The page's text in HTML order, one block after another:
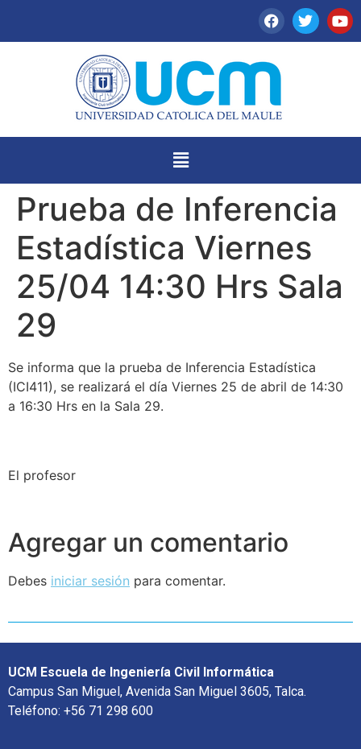
Prueba de Inferencia
Estadística Viernes
25/04 14:30 Hrs Sala
29
Se informa que la prueba de Inferencia Estadística
(ICI411), se realizará el día Viernes 25 de abril de 14:30
a 16:30 Hrs en la Sala 29.
El profesor
Agregar un comentario
Debes iniciar sesión para comentar.
UCM Escuela de Ingeniería Civil Informática
Campus San Miguel, Avenida San Miguel 3605, Talca.
Teléfono: +56 71 298 600